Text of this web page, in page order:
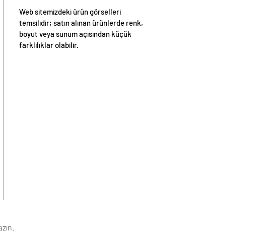
Web sitemizdeki ürün görselleri
temsilidir; satın alınan ürünlerde renk,
boyut veya sunum açısından küçük
farklılıklar olabilir.